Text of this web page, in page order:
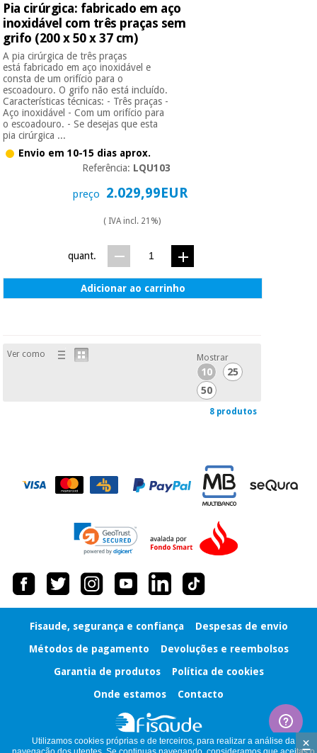
Pia cirúrgica: fabricado em aço
inoxidável com três praças sem
grifo (200 x 50 x 37 cm)
A pia cirúrgica de três praças
está fabricado em aço inoxidável e
consta de um orifício para o
escoadouro. O grifo não está incluído.
Características técnicas: - Três praças -
Aço inoxidável - Com um orifício para
o escoadouro. - Se desejas que esta
pia cirúrgica ...
Envio em 10-15 dias aprox.
Referência: LQU103
preço 2.029,99EUR
( IVA incl. 21%)
quant.
Adicionar ao carrinho
Ver como Mostrar
10
25
50
8 produtos
Fisaude, segurança e confiança
Despesas de envio
Métodos de pagamento
Devoluções e reembolsos
Garantia de produtos
Política de cookies
Onde estamos
Contacto
Utilizamos cookies próprias e de terceiros, para realizar a análise da
×